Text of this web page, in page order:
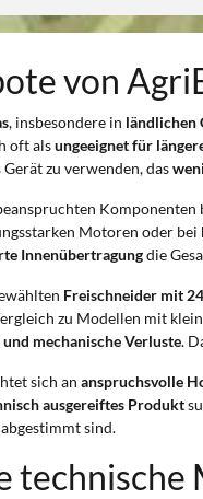
von
, insbesondere in ländlichen
oft alsungeeignet für
zu verwenden, das
Motoren oder bei
Innenübertragungdie
Freischneider mit
zu Modellen mit
mechanische Verluste.
sich an anspruchsvolle
ausgereiftes Produkt
sind.
technische